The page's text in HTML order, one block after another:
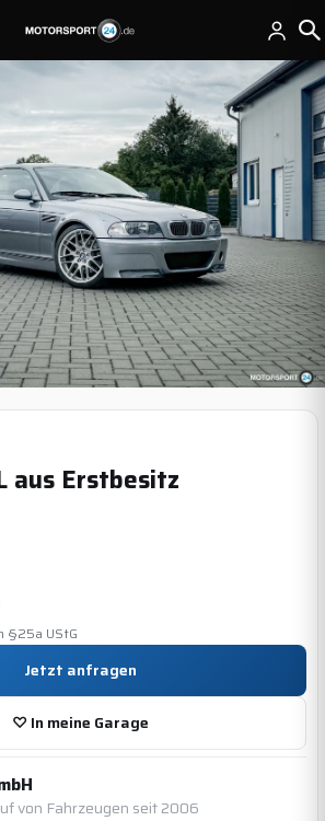
aus Erstbesitz
§25a UStG
Jetzt anfragen
♡ In meine Garage
von Fahrzeugen seit 2006